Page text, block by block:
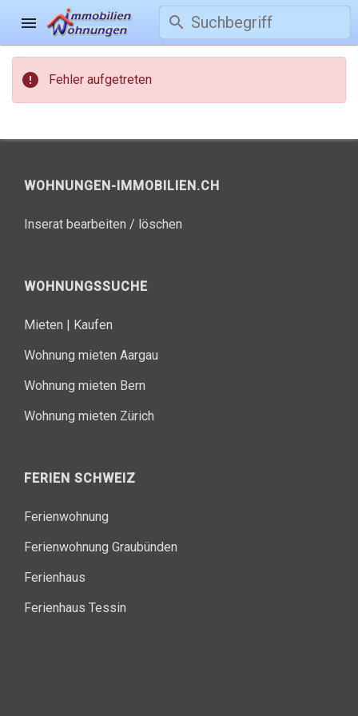
menu search
error Fehler aufgetreten
WOHNUNGEN-IMMOBILIEN.CH
Inserat bearbeiten / löschen
WOHNUNGSSUCHE
Mieten | Kaufen
Wohnung mieten Aargau
Wohnung mieten Bern
Wohnung mieten Zürich
FERIEN SCHWEIZ
Ferienwohnung
Ferienwohnung Graubünden
Ferienhaus
Ferienhaus Tessin